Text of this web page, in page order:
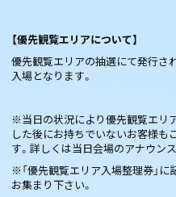
【優先観覧エリアについて】
優先観覧エリアの抽選にて発行さ
入場となります。
※当日の状況により優先観覧エリ
した後にお持ちでいないお客様も
す。詳しくは当日会場のアナウン
※「優先観覧エリア入場整理券」
お集まり下さい。